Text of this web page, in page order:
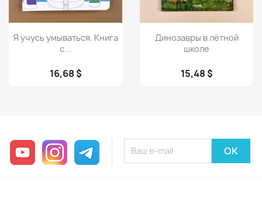
Просмотр
Я учусь умываться. Книга
с...
16,68 $
Просмотр
Динозавры в лётной
школе
15,48 $
YouTube InstagramTelegram